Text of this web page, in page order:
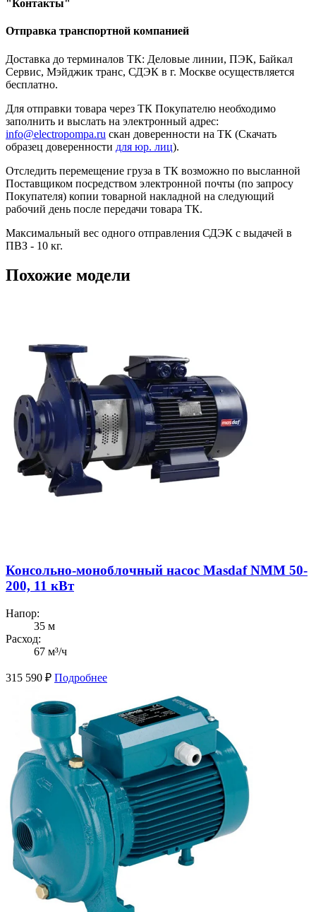
"Контакты"
Отправка транспортной компанией
Доставка до терминалов ТК: Деловые линии, ПЭК, Байкал
Сервис, Мэйджик транс, СДЭК в г. Москве осуществляется
бесплатно.
Для отправки товара через ТК Покупателю необходимо
заполнить и выслать на электронный адрес:
info@electropompa.ru скан доверенности на ТК (Скачать
образец доверенности для юр. лиц).
Отследить перемещение груза в ТК возможно по высланной
Поставщиком посредством электронной почты (по запросу
Покупателя) копии товарной накладной на следующий
рабочий день после передачи товара ТК.
Максимальный вес одного отправления СДЭК с выдачей в
ПВЗ - 10 кг.
Похожие модели
Консольно-моноблочный насос Masdaf NMM 50-
200, 11 кВт
Напор:
35 м
Расход:
67 м³/ч
315 590 ₽ Подробнее